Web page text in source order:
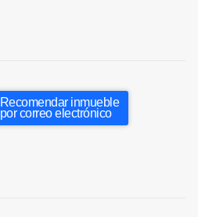
Recomendar inmueble
por correo electrónico